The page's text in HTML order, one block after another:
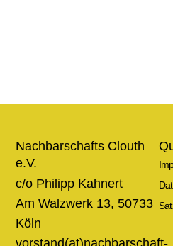
Nachbarschafts Clouth
e.V.
c/o Philipp Kahnert
Am Walzwerk 13, 50733
Köln